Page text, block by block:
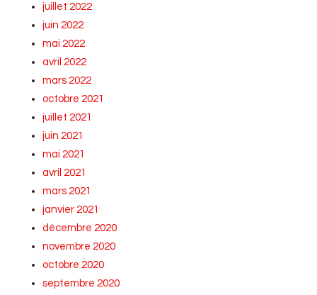
juillet 2022
juin 2022
mai 2022
avril 2022
mars 2022
octobre 2021
juillet 2021
juin 2021
mai 2021
avril 2021
mars 2021
janvier 2021
décembre 2020
novembre 2020
octobre 2020
septembre 2020